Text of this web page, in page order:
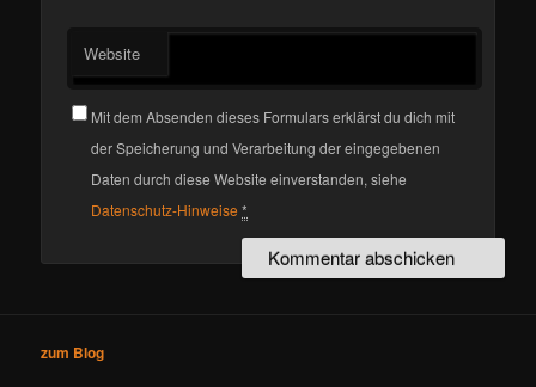
Website
Mit dem Absenden dieses Formulars erklärst du dich mit
der Speicherung und Verarbeitung der eingegebenen
Daten durch diese Website einverstanden, siehe
Datenschutz-Hinweise *
zum Blog